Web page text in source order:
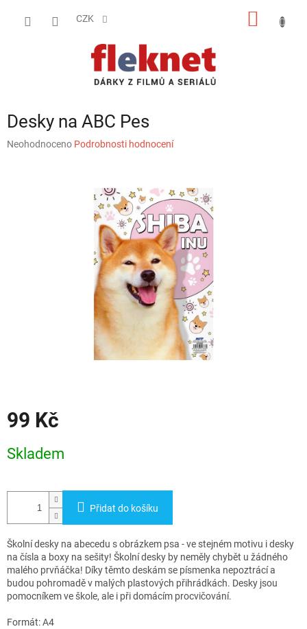
CZK
Desky na ABC Pes
Průměrné
Neohodnoceno Podrobnosti hodnocení
99 Kč
cena:
Skladem
Přidat do košíku
Školní desky na abecedu s obrázkem psa - ve stejném motivu i desky
na čísla a boxy na sešity! Školní desky by neměly chybět u žádného
malého prvňáčka! Díky těmto deskám se písmenka nepoztrácí a
budou pohromadě v malých plastových přihrádkách. Desky jsou
pomocníkem ve škole, ale i při domácím procvičování.
Formát: A4